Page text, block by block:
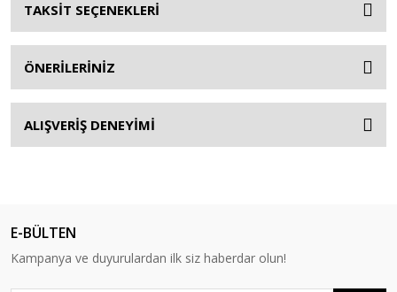
TAKSİT SEÇENEKLERİ
ÖNERİLERİNİZ
ALIŞVERİŞ DENEYİMİ
E-BÜLTEN
Kampanya ve duyurulardan ilk siz haberdar olun!